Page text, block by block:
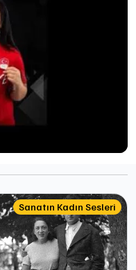
Sanatın Kadın Sesleri